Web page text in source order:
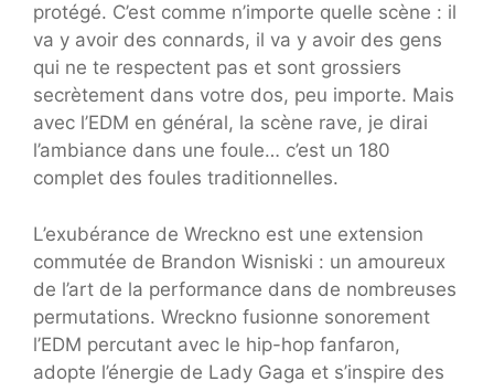
protégé. C’est comme n’importe quelle scène : il
va y avoir des connards, il va y avoir des gens
qui ne te respectent pas et sont grossiers
secrètement dans votre dos, peu importe. Mais
avec l’EDM en général, la scène rave, je dirai
l’ambiance dans une foule… c’est un 180
complet des foules traditionnelles.
L’exubérance de Wreckno est une extension
commutée de Brandon Wisniski : un amoureux
de l’art de la performance dans de nombreuses
permutations. Wreckno fusionne sonorement
l’EDM percutant avec le hip-hop fanfaron,
adopte l’énergie de Lady Gaga et s’inspire des